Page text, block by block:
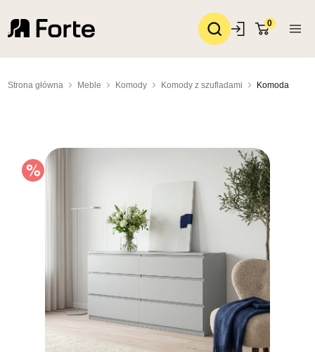
0
Strona główna Meble Komody Komody z szufladami Komoda